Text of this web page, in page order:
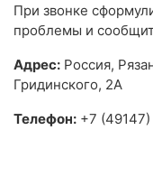
При звонке
проблемы и
Адрес: Россия,
Гридинского, 2А
Телефон: +7